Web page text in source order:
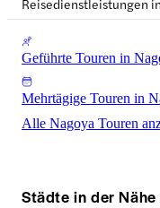
Reisedienstleistungen
Geführte Touren in
Mehrtägige Touren in
Alle Nagoya Touren
Städte in der